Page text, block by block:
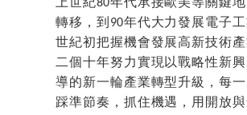
上世紀80年代承接歐美等關鍵
轉移，到90年代大力發展電子
世紀初把握機會發展高新技術
二個十年努力實現以戰略性新
導的新一輪產業轉型升級，每
踩準節奏，抓住機遇，用開放